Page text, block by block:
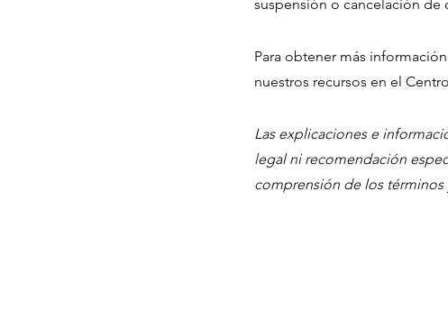
suspensión o cancelación de
Para obtener más
nuestros recursos en el
Las explicaciones e
legal ni recomendación
comprensión de los términos